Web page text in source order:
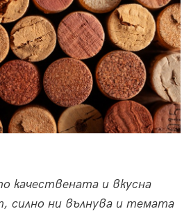
качествената и вкусна
силно ни вълнува и темата